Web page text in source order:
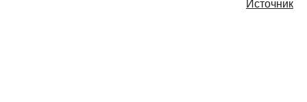
Источник